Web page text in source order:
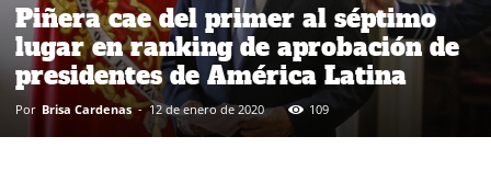
Piñera cae del primer al séptimo
lugar en ranking de aprobación de
presidentes de América Latina
Por Brisa Cardenas - 12 de enero de 2020 109